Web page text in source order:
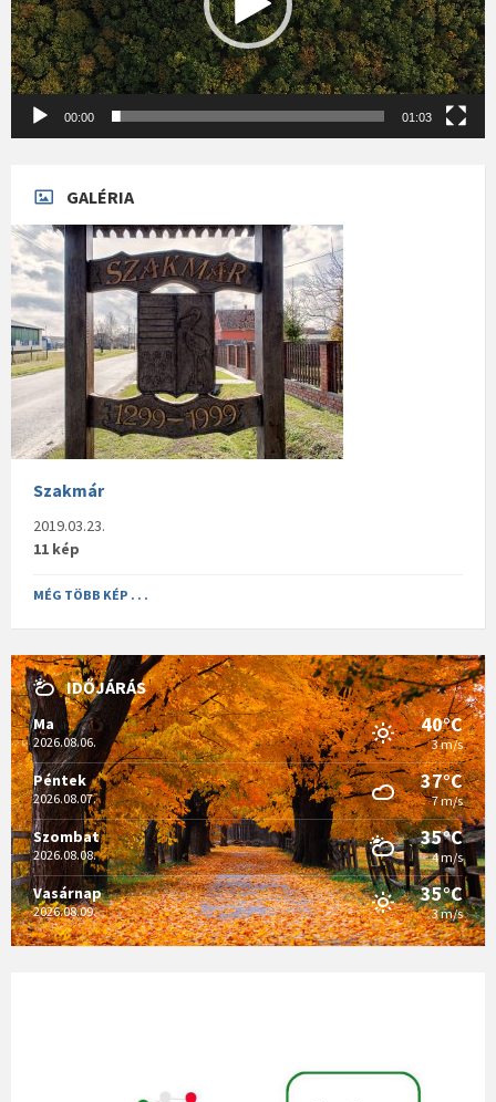
00:00 01:03
GALÉRIA
Szakmár
2019.03.23.
11 kép
MÉG TÖBB KÉP . . .
IDŐJÁRÁS
Ma
2026.08.06.
40°C
3 m/s
Péntek
2026.08.07.
37°C
7 m/s
Szombat
2026.08.08.
35°C
4 m/s
Vasárnap
2026.08.09.
35°C
3 m/s